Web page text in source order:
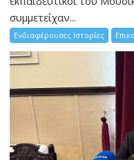
συμμετείχαν...
Ενδιαφέρουσες Ιστορίες